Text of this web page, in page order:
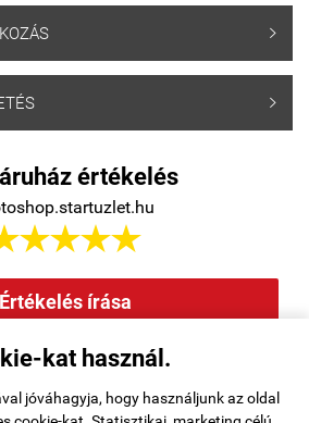
kat használ.
jóváhagyja, hogy használjunk az oldal


értékelés

Értékelés írása